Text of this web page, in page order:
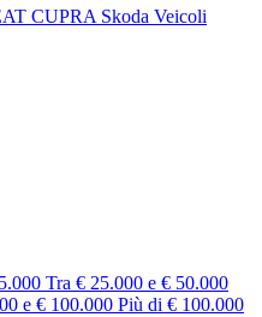
CUPRA Skoda Veicoli
Tra € 25.000 e € 50.000
e € 100.000 Più di € 100.000